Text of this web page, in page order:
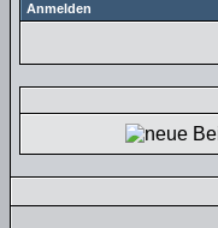
Anmelden